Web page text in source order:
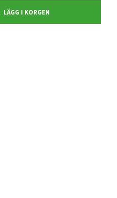
LÄGG I KORGEN